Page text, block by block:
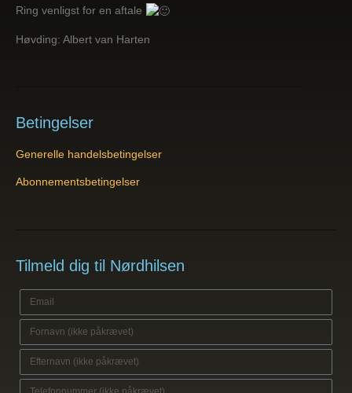
Ring venligst for en aftale
Høvding: Albert van Harten
Betingelser
Generelle handelsbetingelser
Abonnementsbetingelser
Tilmeld dig til Nørdhilsen